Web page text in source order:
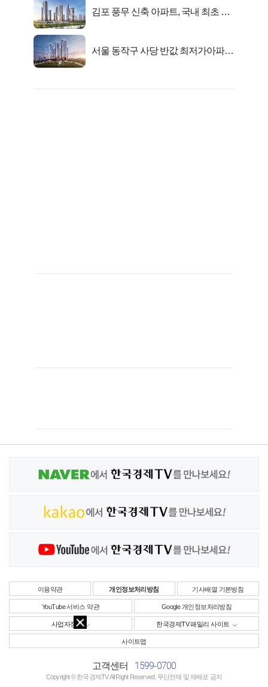
김포 풍무 신축 아파트, 국내 최초 반
서울 동작구 사당 반값 최저가아파트
이용약관 개인정보처리방침 기사배열 기본방침
YouTube 서비스 약관 Google 개인정보처리방침
사업자정보 한국경제TV 패밀리 사이트
사이트맵
고객센터 1599-0700
Copyright © 한국경제TV All Right Reserved. 무단전재 및 재배포 금지